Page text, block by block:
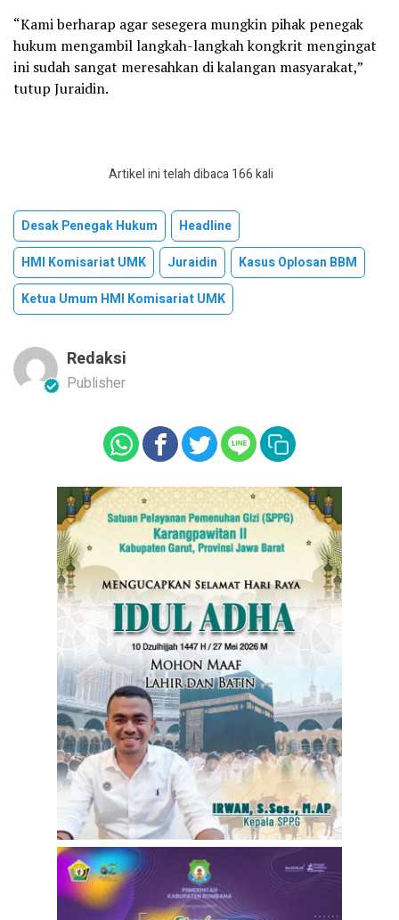
“Kami berharap agar sesegera mungkin pihak penegak
hukum mengambil langkah-langkah kongkrit mengingat
ini sudah sangat meresahkan di kalangan masyarakat,”
tutup Juraidin.
Artikel ini telah dibaca 166 kali
Desak Penegak Hukum
Headline
HMI Komisariat UMK
Juraidin
Kasus Oplosan BBM
Ketua Umum HMI Komisariat UMK
Redaksi
Publisher